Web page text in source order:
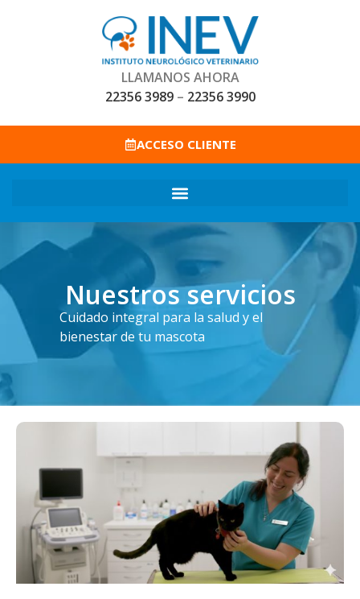
LLAMANOS AHORA
22356 3989– 22356 3990
ACCESO CLIENTE
Nuestros servicios
Cuidado integral para la salud y el
bienestar de tu mascota